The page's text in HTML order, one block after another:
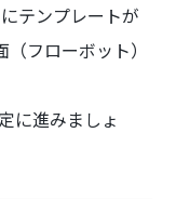
テンプレートが
フローボット）
に進みましょ